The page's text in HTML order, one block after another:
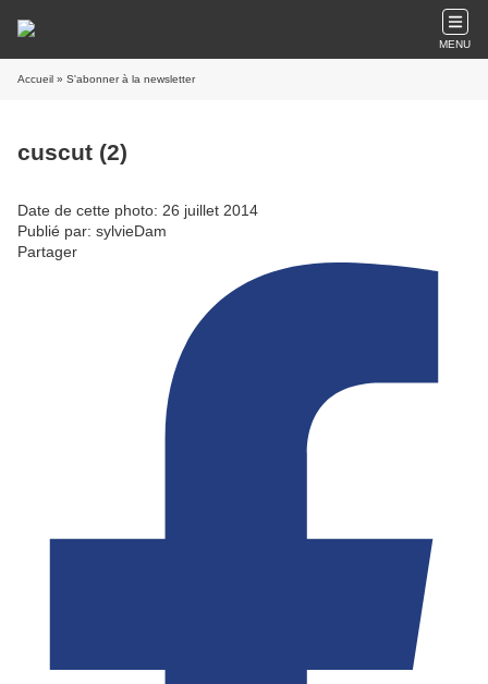
MENU
Accueil » S'abonner à la newsletter
cuscut (2)
Date de cette photo: 26 juillet 2014
Publié par: sylvieDam
Partager